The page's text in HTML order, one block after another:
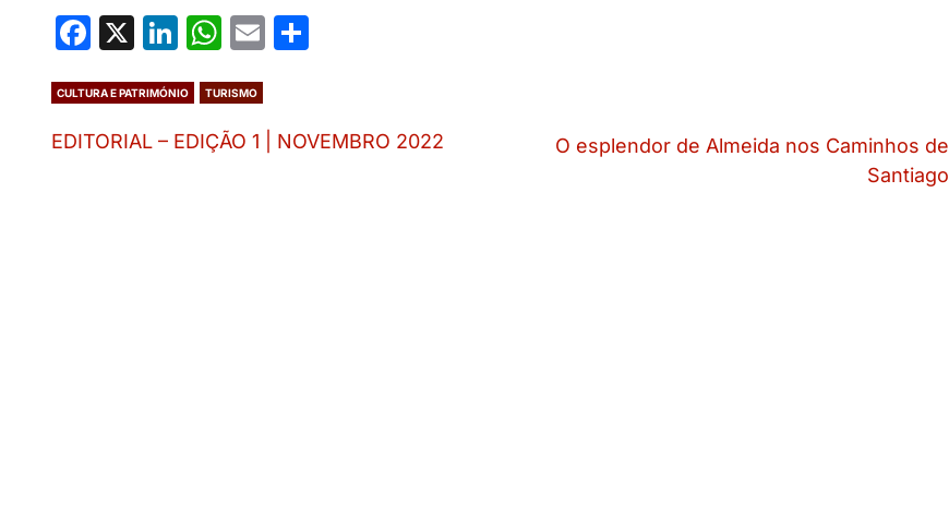
Facebook
X LinkedIn
WhatsApp
Email
CULTURA E PATRIMÓNIO TURISMO
EDITORIAL – EDIÇÃO 1 | NOVEMBRO 2022
O esplendor de Almeida nos Caminhos de
Santiago